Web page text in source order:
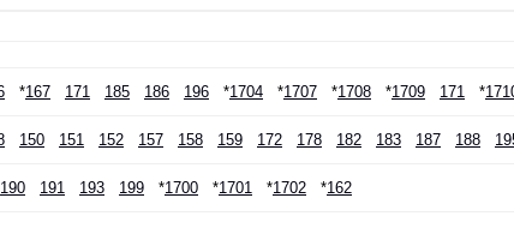
*167 171 185 186 196 *1704 *1707 *1708 *1709 171 *
150 151 152 157 158 159 172 178 182 183 187 188
190 191 193 199 *1700 *1701 *1702 *162